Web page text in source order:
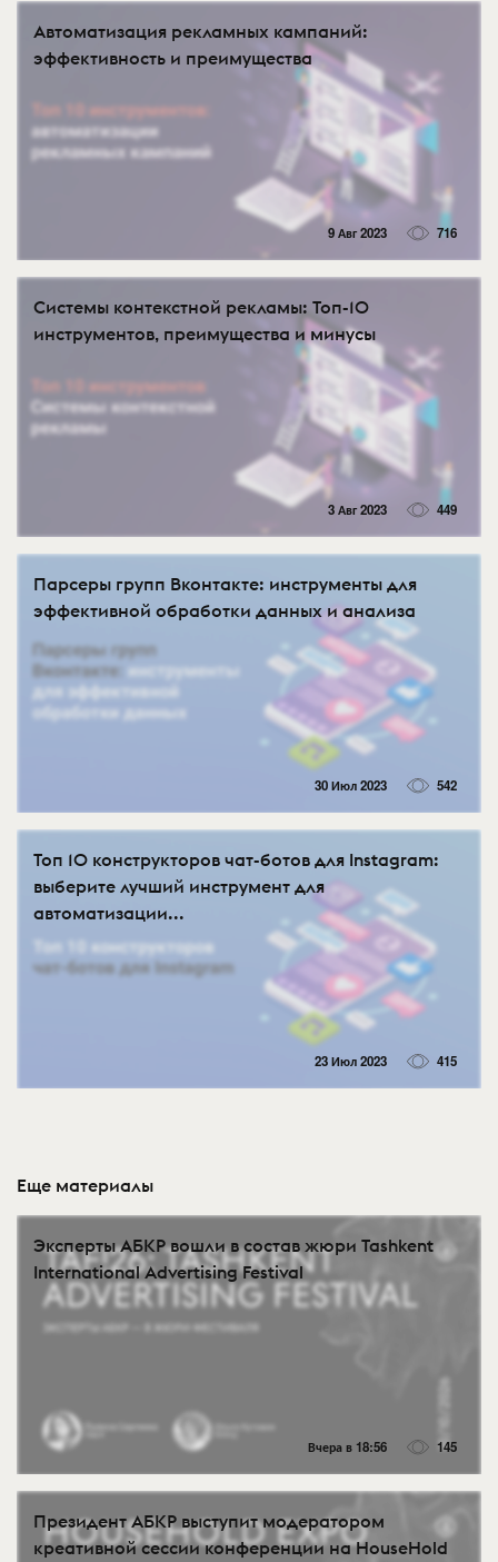
Автоматизация рекламных кампаний:
эффективность и преимущества
9 Авг 2023 716
Системы контекстной рекламы: Топ-10
инструментов, преимущества и минусы
3 Авг 2023 449
Парсеры групп Вконтакте: инструменты для
эффективной обработки данных и анализа
30 Июл 2023 542
Топ 10 конструкторов чат-ботов для Instagram:
выберите лучший инструмент для
автоматизации...
23 Июл 2023 415
Еще материалы
Эксперты АБКР вошли в состав жюри Tashkent
International Advertising Festival
Вчера в 18:56 145
Президент АБКР выступит модератором
креативной сессии конференции на HouseHold